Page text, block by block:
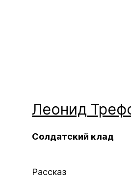
Леонид
Солдатский клад
Рассказ